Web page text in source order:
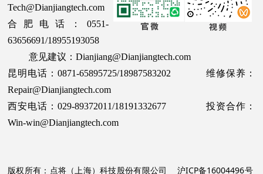
Tech@Dianjiangtech.com
合肥电话：0551-
63656691/18955193058
意见建议：Dianjiang@Dianjiangtech.com
昆明电话：0871-65895725/18987583202 维修保养：
Repair@Dianjiangtech.com
西安电话：029-89372011/18191332677 投资合作：
Win-win@Dianjiangtech.com
版权所有：点将（上海）科技股份有限公司 沪ICP备16004496号